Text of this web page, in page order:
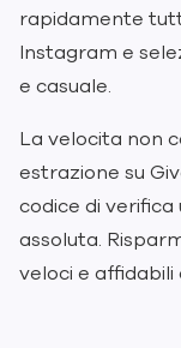
rapidamente
Instagram e
e casuale.
La velocita non
estrazione su
codice di
assoluta.
veloci e affidabili